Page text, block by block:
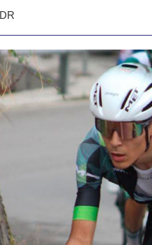
DR